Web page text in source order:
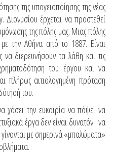
της υπογειοποίησης της νέας
έρχεται να προστεθεί
της πόλης μας. Μιας πόλης
την Αθήνα από το 1887. Είναι
διερευνήσουν τα λάθη και τις
του έργου και να
πλήρως αιτιολογημένη πρόταση
του.
χάσει την ευκαιρία να πάψει να
έργα δεν είναι δυνατόν να
με σημερινά «μπαλώματα»